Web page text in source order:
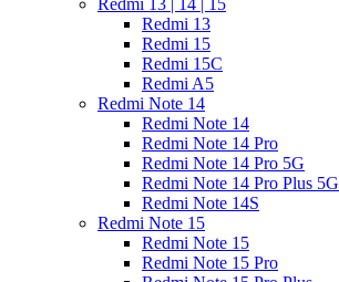
Redmi 13
Redmi 15
Redmi 15C
Redmi A5
Redmi Note 14
Redmi Note 14
Redmi Note 14 Pro
Redmi Note 14 Pro 5G
Redmi Note 14 Pro Plus 5G
Redmi Note 14S
Redmi Note 15
Redmi Note 15
Redmi Note 15 Pro